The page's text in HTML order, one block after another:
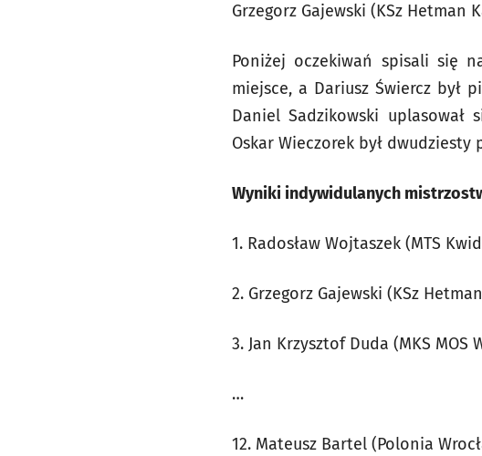
Grzegorz Gajewski (KSz Hetman
Poniżej oczekiwań spisali się
miejsce, a Dariusz Świercz był
Daniel Sadzikowski
Oskar Wieczorek był dwudziesty
Wyniki indywidulanych
1. Radosław Wojtaszek (MTS
2. Grzegorz Gajewski (KSz
3. Jan Krzysztof Duda (MKS MOS
…
12. Mateusz Bartel (Polonia